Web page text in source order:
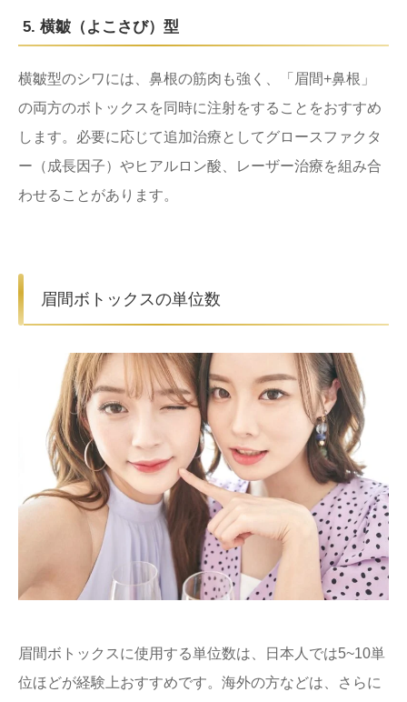
5. 横皺（よこさび）型
横皺型のシワには、鼻根の筋肉も強く、「眉間+鼻根」
の両方のボトックスを同時に注射をすることをおすすめ
します。必要に応じて追加治療としてグロースファクタ
ー（成長因子）やヒアルロン酸、レーザー治療を組み合
わせることがあります。
眉間ボトックスの単位数
眉間ボトックスに使用する単位数は、日本人では5~10単
位ほどが経験上おすすめです。海外の方などは、さらに